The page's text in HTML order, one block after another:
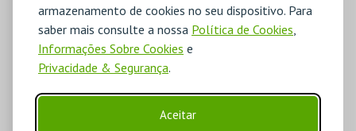
armazenamento de cookies no seu dispositivo. Para
saber mais consulte a nossa Política de Cookies,
Informações Sobre Cookies e
Privacidade & Segurança.
Aceitar